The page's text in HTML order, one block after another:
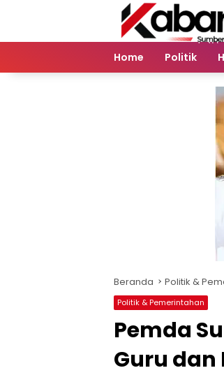
Home
Politik
Beranda Politik &
Politik & Pemerintahan
Pemda
Guru